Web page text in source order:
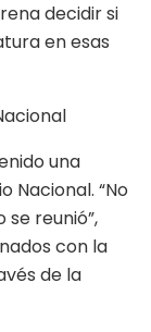
decidir si
en esas
una
Nacional. “No
reunió”,
con la
de la